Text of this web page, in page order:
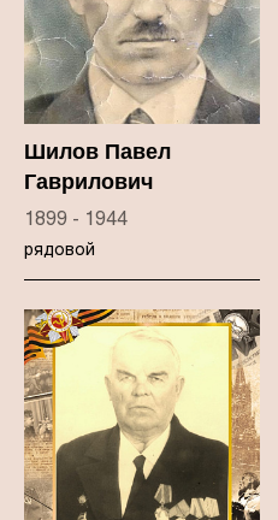
Шилов Павел
Гаврилович
1899 - 1944
рядовой